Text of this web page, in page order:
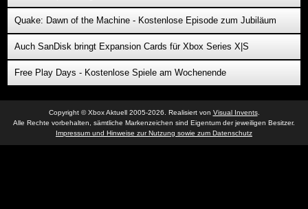
Quake: Dawn of the Machine - Kostenlose Episode zum Jubiläum
Auch SanDisk bringt Expansion Cards für Xbox Series X|S
Free Play Days - Kostenlose Spiele am Wochenende
Copyright © Xbox Aktuell 2005-2026. Realisiert von Visual Invents.
Alle Rechte vorbehalten, sämtliche Markenzeichen sind Eigentum der jeweiligen Besitzer.
Impressum und Hinweise zur Nutzung sowie zum Datenschutz